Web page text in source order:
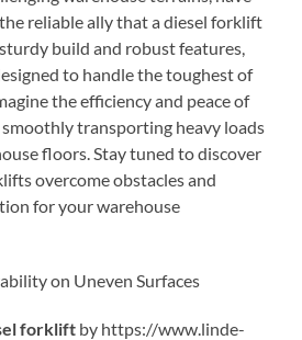
reliable ally that a diesel forklift
build and robust features,
to handle the toughest of
the efficiency and peace of
transporting heavy loads
floors. Stay tuned to discover
overcome obstacles and
for your warehouse
on Uneven Surfaces
forklift by https://www.linde-